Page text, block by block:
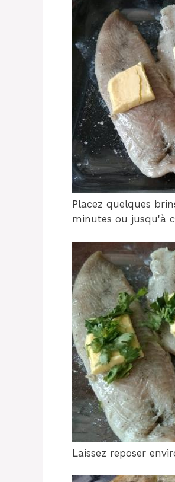
Placez quelques
minutes ou jusqu'à
Laissez reposer